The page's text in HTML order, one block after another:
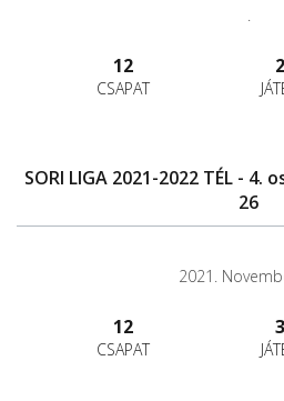
.
12
CSAPAT
SORI LIGA 2021-2022 TÉL - 4.
26
2021.
12
CSAPAT